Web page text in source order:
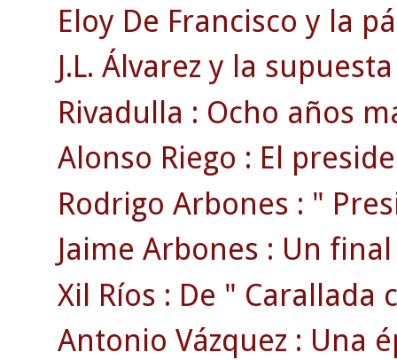
Eloy De Francisco y la
J.L. Álvarez y la
Rivadulla : Ocho años
Alonso Riego : El
Rodrigo Arbones : "
Jaime Arbones : Un
Xil Ríos : De " Carallada
Antonio Vázquez : Una